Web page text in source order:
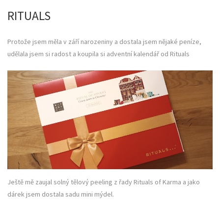
RITUALS
Protože jsem měla v září narozeniny a dostala jsem nějaké peníze,
udělala jsem si radost a koupila si adventní kalendář od Rituals
Ještě mě zaujal solný tělový peeling z řady Rituals of Karma a jako
dárek jsem dostala sadu mini mýdel.